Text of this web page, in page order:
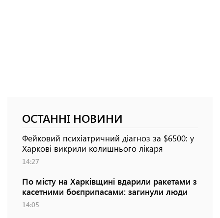
ОСТАННІ НОВИНИ
Фейковий психіатричний діагноз за $6500: у
Харкові викрили колишнього лікаря
14:27
По місту на Харківщині вдарили ракетами з
касетними боєприпасами: загинули люди
14:05